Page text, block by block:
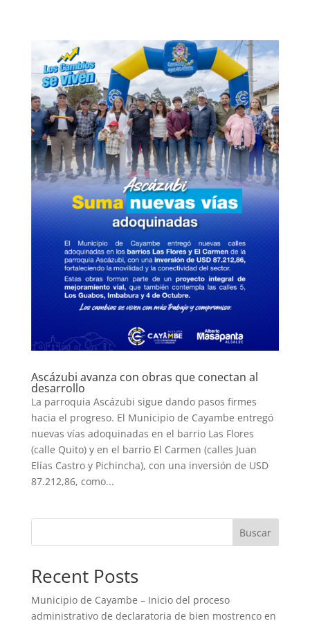
Ascázubi avanza con obras que conectan al
desarrollo
La parroquia Ascázubi sigue dando pasos firmes
hacia el progreso. El Municipio de Cayambe entregó
nuevas vías adoquinadas en el barrio Las Flores
(calle Quito) y en el barrio El Carmen (calles Juan
Elías Castro y Pichincha), con una inversión de USD
87.212,86, como...
Buscar
Recent Posts
Municipio de Cayambe – Inicio del proceso
administrativo de declaratoria de bien mostrenco en